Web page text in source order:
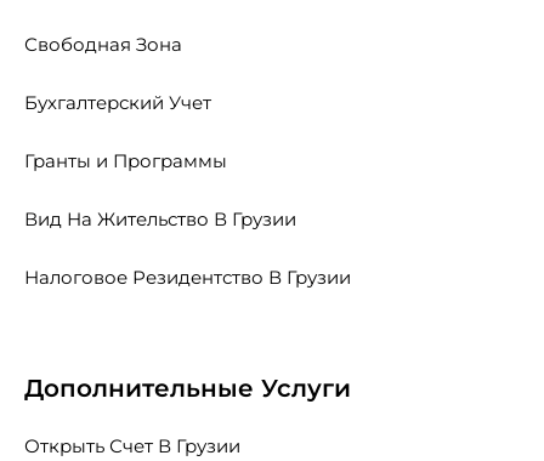
Свободная Зона
Бухгалтерский Учет
Гранты и Программы
Вид На Жительство В Грузии
Налоговое Резидентство В Грузии
Дополнительные Услуги
Открыть Счет В Грузии